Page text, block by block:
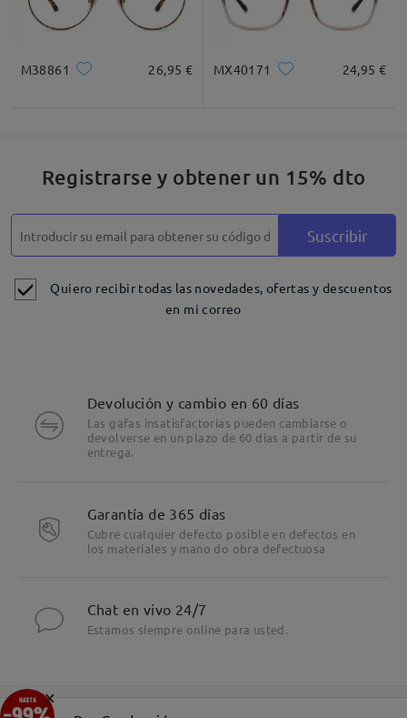
M38861 26,95 € MX40171 24,95 €
Registrarse y obtener un 15% dto
Suscribir
Quiero recibir todas las novedades, ofertas y descuentos
en mi correo
Devolución y cambio en 60 días
Las gafas insatisfactorias pueden cambiarse o
devolverse en un plazo de 60 días a partir de su
entrega.
Garantía de 365 días
Cubre cualquier defecto posible en defectos en
los materiales y mano do obra defectuosa
Chat en vivo 24/7
Estamos siempre online para usted.
×